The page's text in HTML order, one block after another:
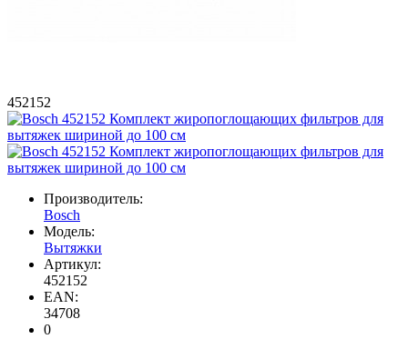
452152
Производитель:
Bosch
Модель:
Вытяжки
Артикул:
452152
EAN:
34708
0